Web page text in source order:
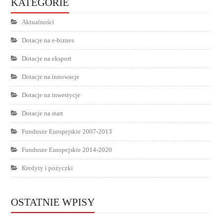
KATEGORIE
Aktualności
Dotacje na e-biznes
Dotacje na eksport
Dotacje na innowacje
Dotacje na inwestycje
Dotacje na start
Fundusze Europejskie 2007-2013
Fundusze Europejskie 2014-2020
Kredyty i pożyczki
OSTATNIE WPISY